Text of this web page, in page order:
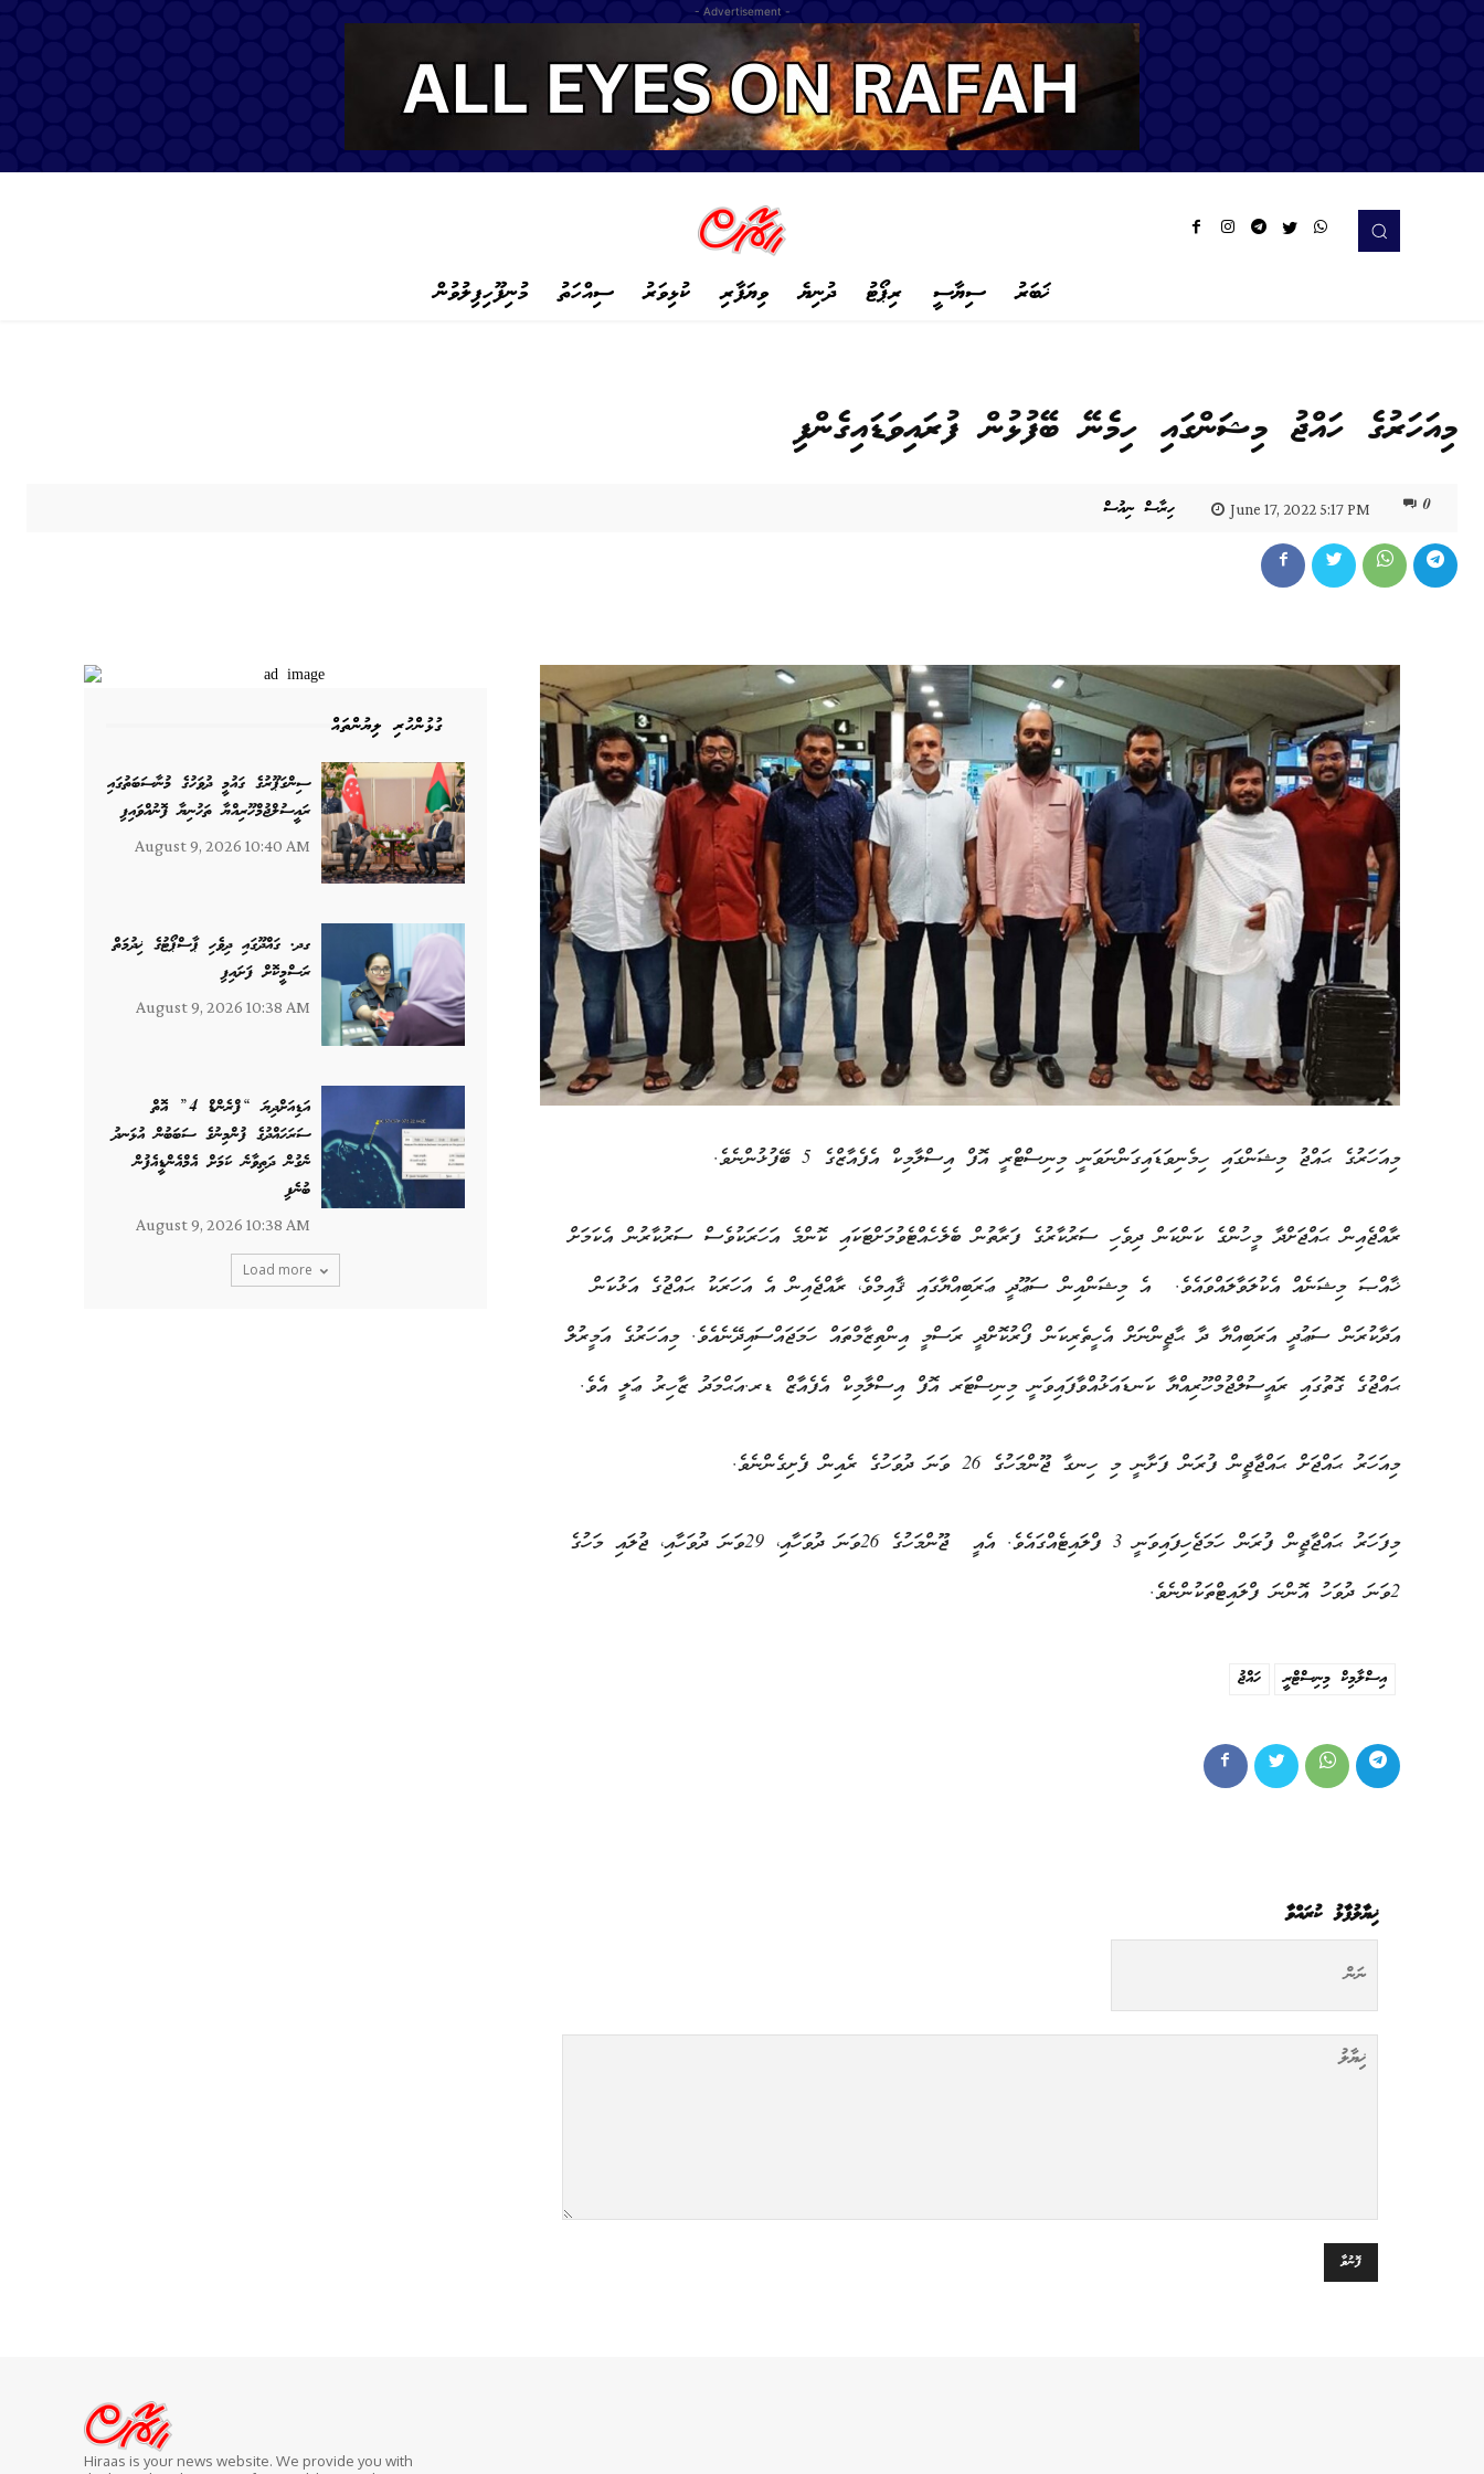
- Advertisement -
މުނިފޫހިފިލުވުން ސިއްހަތު ކުޅިވަރު ވިޔަފާރި ދުނިޔެ ރިޕޯޓު ސިޔާސީ ޚަބަރު
މިއަހަރުގެ ހައްޖު މިޝަންގައި ހިމެނޭ ބޭފުޅުން ފުރައިވަޑައިގެންފި
ހިރާސް ނިއުސް June 17, 2022 5:17 PM 0
ގުޅުންހުރި ލިޔުންތައް
ސިންގަޕޫރުގެ ގައުމީ ދުވަހުގެ މުނާސަބަތުގައި
ރައީސުލްޖުމްހޫރިއްޔާ ތަހުނިޔާ ފޮނުއްވައިފި
August 9, 2026 10:40 AM
ގދ. ގައްދޫގައި ދިވެހި ޕާސްޕޯޓުގެ ޚިދުމަތް
ރަސްމީކޮށް ފަށައިފި
August 9, 2026 10:38 AM
އަޑިއަށްދިޔަ “ފްރެންޑް 4” އޮތް
ސަރަހައްދުގެ ފުންމިނުގެ ސަބަބުން އުޅަނދު
ނެގުން ދަތިވާނެ ކަމަށް އެމްއެންޑީއެފުން
ބުނެފި
August 9, 2026 10:38 AM
Load more
މިއަހަރުގެ ޙައްޖު މިޝަންގައި ހިމެނިވަޑައިގަންނަވަނީ މިނިސްޓްރީ އޮފް އިސްލާމިކް އެފެއާޒްގެ 5 ބޭފުޅުންނެވެ.
ރާއްޖެއިން ޙައްޖަށްދާ މީހުންގެ ކަންކަން ދިވެހި ސަރުކާރުގެ ފަރާތުން ބެލެހެއްޓެވުމަށްޓަކައި ކޮންމެ އަހަރަކުވެސް ސަރުކާރުން އެކަމަށް
ޚާއްޞަ މިޝަނެއް އެކުލަވާލައްވައެވެ. އެ މިޝަންއިން ސަޢޫދީ ޢަރަބިއްޔާގައި ޤާއިމްވެ، ރާއްޖެއިން އެ އަހަރަކު ޙައްޖުގެ އަޅުކަން
އަދާކުރަން ސަޢުދީ އަރަބިއްޔާ ދާ ޙާޖީންނަށް އެހީތެރިކަން ފޯރުކޮށްދީ ރަސްމީ އިންތިޒާމްތައް ހަމަޖައްސައިދޭނެއެވެ. މިއަހަރުގެ އަމީރުލް
ޙައްޖުގެ ގޮތުގައި ރައީސުލްޖުމްހޫރިއްޔާ ކަނޑައަޅުއްވާފައިވަނީ މިނިސްޓަރ އޮފް އިސްލާމިކް އެފެއާޒް ޑރ.އަޙްމަދު ޒާހިރު ޢަލީ އެވެ.
މިއަހަރު ޙައްޖަށް ޙައްޖާޖީން ފުރަން ފަށާނީ މި ހިނގާ ޖޫންމަހުގެ 26 ވަނަ ދުވަހުގެ ރެއިން ފެށިގެންނެވެ.
މިފަހަރު ޙައްޖާޖީން ފުރަން ހަމަޖެހިފައިވަނީ 3 ފްލައިޓެއްގައެވެ. އެއީ ޖޫންމަހުގެ 26ވަނަ ދުވަހާއި، 29ވަނަ ދުވަހާއި، ޖުލައި މަހުގެ
2ވަނަ ދުވަހު އޮންނަ ފްލައިޓްތަކުންނެވެ.
ހައްޖު އިސްލާމިކް މިނިސްޓްރީ
ޚިޔާލުފާޅު ކުރައްވާ
Hiraas is your news website. We provide you with